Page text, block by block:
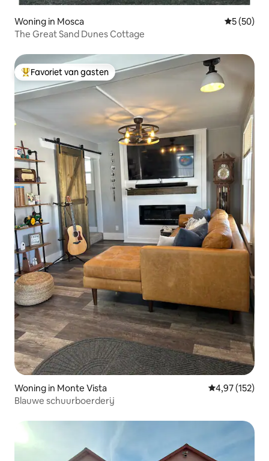
Woning in Mosca
5 (50)
The Great Sand Dunes Cottage
Topfavoriet van gasten
Favoriet van gasten
Woning in Monte Vista Gemiddelde
4,97 (152)
Blauwe schuurboerderij